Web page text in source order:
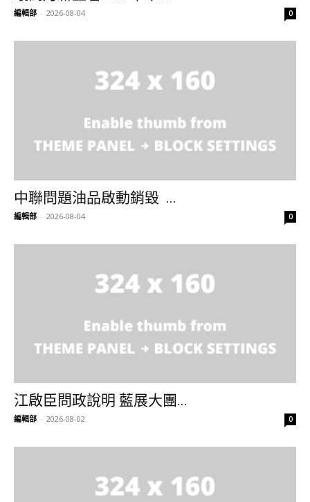
編輯部 - 2026-08-04 0
中聯問題油品啟動銷毀 ...
編輯部 - 2026-08-04 0
江啟臣問政說明 藍展大團...
編輯部 - 2026-08-02 0